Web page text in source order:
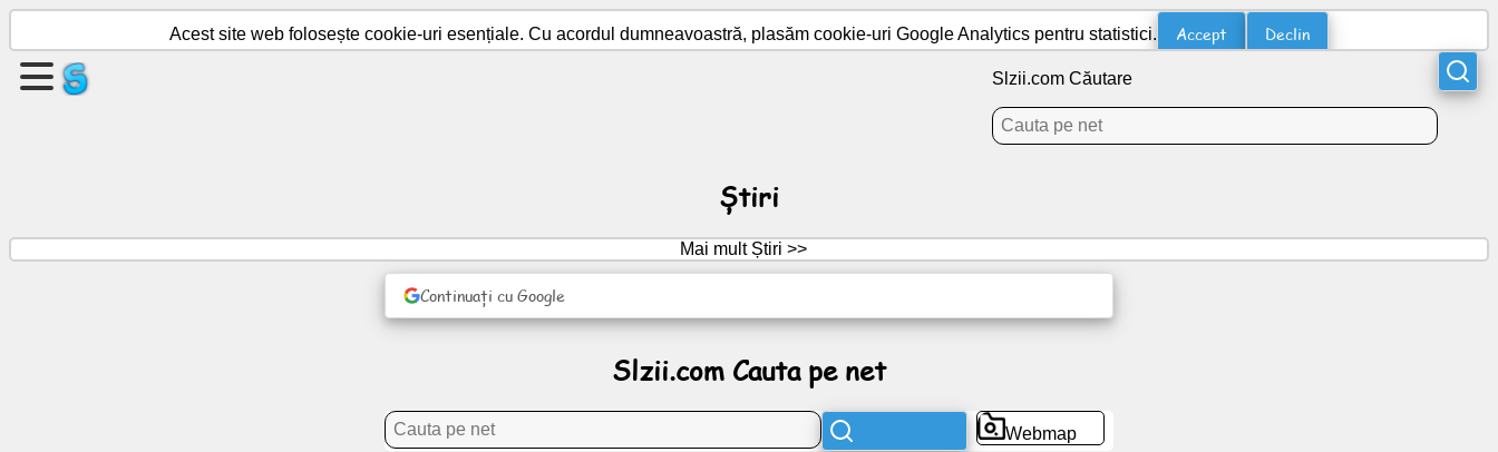
Creați
Acest site web folosește cookie-uri esențiale. Cu acordul dumneavoastră, plasăm cookie-uri Google Analytics pentru statistici. Accept Declin
Slzii.com Căutare
Știri
Mai mult Știri >>
Continuați cu Google
Slzii.com Cauta pe net
Webmap